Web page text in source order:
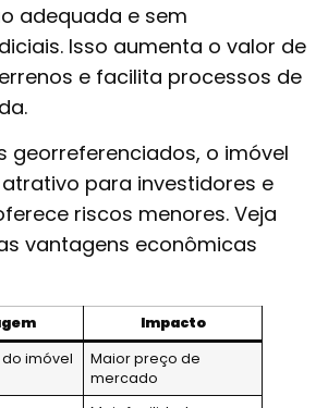
adequada e sem
Isso aumenta o valor de
e facilita processos de
georreferenciados, o imóvel
para investidores e
riscos menores. Veja
vantagens econômicas
Impacto
imóvel
Maior preço de
mercado